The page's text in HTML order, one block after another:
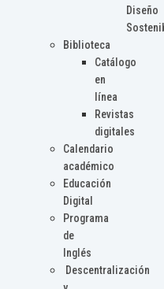
Diseño
Biblioteca
Catálogo
en
línea
Revistas
digitales
Calendario
académico
Educación
Digital
Programa
de
Inglés
Descentralización